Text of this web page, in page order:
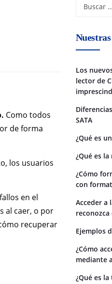
Como todos
de forma
los usuarios
en el
al caer, o por
recuperar
Los
lector de
SATA
¿Qué es
¿Qué es la
¿Cómo
con
Acceder a
Ejemplos
¿Cómo
mediante
¿Qué es la